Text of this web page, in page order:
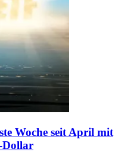
Woche seit April mit
Dollar